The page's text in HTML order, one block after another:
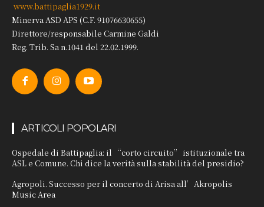
www.battipaglia1929.it
Minerva ASD APS (C.F. 91076630655)
Direttore/responsabile Carmine Galdi
Reg. Trib. Sa n.1041 del 22.02.1999.
ARTICOLI POPOLARI
Ospedale di Battipaglia: il “corto circuito” istituzionale tra
ASL e Comune. Chi dice la verità sulla stabilità del presidio?
Agropoli. Successo per il concerto di Arisa all’Akropolis
Music Area